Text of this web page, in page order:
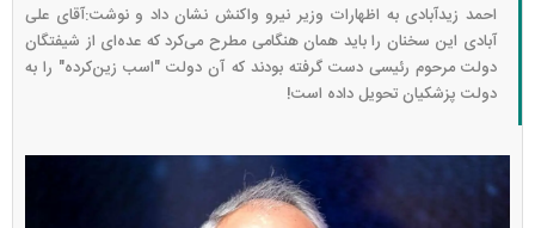
احمد زیدآبادی به اظهارات وزیر نیرو واکنش نشان داد و نوشت:آقای علی
آبادی این سخنان را باید همان هنگامی مطرح می‌کرد که عده‌ای از شیفتگان
دولت مرحوم رئیسی دست گرفته بودند که آن دولت "اسب زین‌کرده" را به
دولت پزشکیان تحویل داده است!